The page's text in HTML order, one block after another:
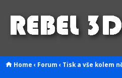
Home ‹ Forum ‹ Tisk a vše kolem